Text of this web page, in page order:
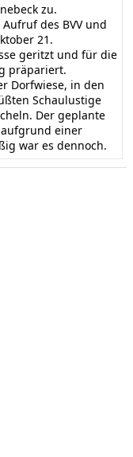
zu.
des BVV und
21.
geritzt und für die
präpariert.
Dorfwiese, in den
Schaulustige
Der geplante
einer
war es dennoch.